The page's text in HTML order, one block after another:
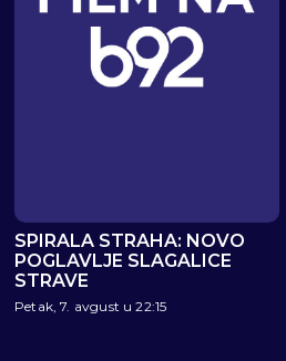
SPIRALA STRAHA: NOVO
POGLAVLJE SLAGALICE
STRAVE
Petak, 7. avgust u 22:15